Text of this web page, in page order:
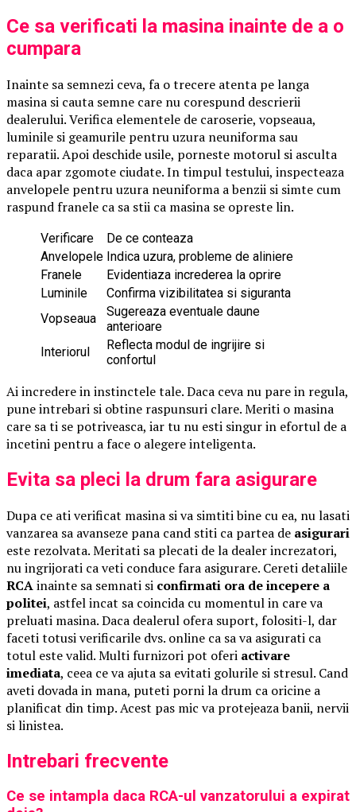
Ce sa verificati la masina inainte de a o
cumpara
Inainte sa semnezi ceva, fa o trecere atenta pe langa
masina si cauta semne care nu corespund descrierii
dealerului. Verifica elementele de caroserie, vopseaua,
luminile si geamurile pentru uzura neuniforma sau
reparatii. Apoi deschide usile, porneste motorul si asculta
daca apar zgomote ciudate. In timpul testului, inspecteaza
anvelopele pentru uzura neuniforma a benzii si simte cum
raspund franele ca sa stii ca masina se opreste lin.
Verificare
De ce conteaza
Anvelopele Indica uzura, probleme de aliniere
Franele
Evidentiaza increderea la oprire
Luminile
Confirma vizibilitatea si siguranta
Vopseaua
Sugereaza eventuale daune
anterioare
Interiorul
Reflecta modul de ingrijire si
confortul
Ai incredere in instinctele tale. Daca ceva nu pare in regula,
pune intrebari si obtine raspunsuri clare. Meriti o masina
care sa ti se potriveasca, iar tu nu esti singur in efortul de a
incetini pentru a face o alegere inteligenta.
Evita sa pleci la drum fara asigurare
Dupa ce ati verificat masina si va simtiti bine cu ea, nu lasati
vanzarea sa avanseze pana cand stiti ca partea de asigurari
este rezolvata. Meritati sa plecati de la dealer increzatori,
nu ingrijorati ca veti conduce fara asigurare. Cereti detaliile
RCAinainte sa semnati si confirmati ora de incepere a
politei, astfel incat sa coincida cu momentul in care va
preluati masina. Daca dealerul ofera suport, folositi-l, dar
faceti totusi verificarile dvs. online ca sa va asigurati ca
totul este valid. Multi furnizori pot oferi activare
imediata, ceea ce va ajuta sa evitati golurile si stresul. Cand
aveti dovada in mana, puteti porni la drum ca oricine a
planificat din timp. Acest pas mic va protejeaza banii, nervii
si linistea.
Intrebari frecvente
Ce se intampla daca RCA-ul vanzatorului a expirat